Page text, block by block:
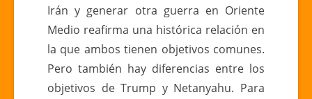
Irán y generar otra guerra en Oriente
Medio reafirma una histórica relación en
la que ambos tienen objetivos comunes.
Pero también hay diferencias entre los
objetivos de Trump y Netanyahu. Para